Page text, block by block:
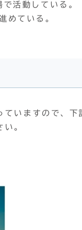
活動している。
めている。
いますので、下
。